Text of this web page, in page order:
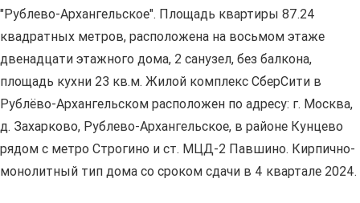
"Рублево-Архангельское". Площадь квартиры 87.24
квадратных метров, расположена на восьмом этаже
двенадцати этажного дома, 2 санузел, без балкона,
площадь кухни 23 кв.м. Жилой комплекс СберСити в
Рублёво-Архангельском расположен по адресу: г. Москва,
д. Захарково, Рублево-Архангельское, в районе Кунцево
рядом с метро Строгино и ст. МЦД-2 Павшино. Кирпично-
монолитный тип дома со сроком сдачи в 4 квартале 2024.